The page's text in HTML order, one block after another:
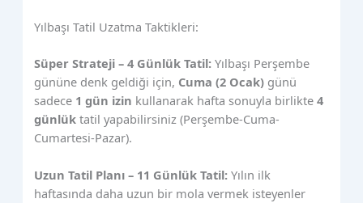
Yılbaşı Tatil Uzatma Taktikleri:
Süper Strateji – 4 Günlük Tatil: Yılbaşı Perşembe
gününe denk geldiği için, Cuma (2 Ocak) günü
sadece 1 gün izin kullanarak hafta sonuyla birlikte4
günlük tatil yapabilirsiniz (Perşembe-Cuma-
Cumartesi-Pazar).
Uzun Tatil Planı – 11 Günlük Tatil: Yılın ilk
haftasında daha uzun bir mola vermek isteyenler